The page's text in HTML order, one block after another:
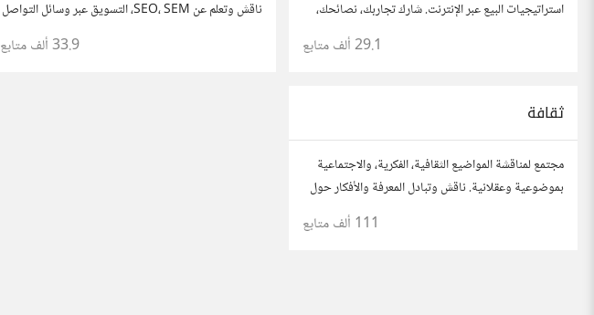
استراتيجيات البيع عبر الإنترنت. شارك تجاربك، نصائحك،
وأسئلتك، وتواصل مع محترفين في هذا المجال.
29.1 ألف متابع
ناقش وتعلم عن SEO، SEM، التسويق عبر وسائل التواصل
الاجتماعي، وتحليل البيانات. شارك تجاربك، نصائحك،
وأسئلتك، وتواصل مع متخصصين في هذا المجال.
33.9 ألف متابع
ثقافة
مجتمع لمناقشة المواضيع الثقافية، الفكرية، والاجتماعية
بموضوعية وعقلانية. ناقش وتبادل المعرفة والأفكار حول
111 ألف متابع